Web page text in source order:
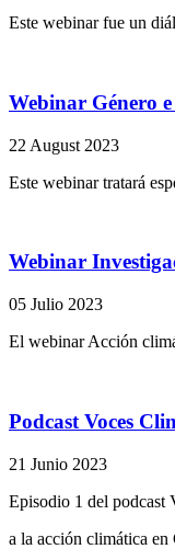
Este webinar fue un
Webinar Género
22 August 2023
Este webinar tratará
Webinar
05 Julio 2023
El webinar Acción
Podcast Voces
21 Junio 2023
Episodio 1 del podcast
a la acción climática en